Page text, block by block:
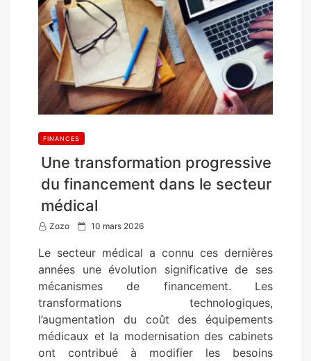
FINANCES
Une transformation progressive
du financement dans le secteur
médical
Zozo
P
s
t
e
d
o
n
10 mars 2026
Le secteur médical a connu ces dernières
années une évolution significative de ses
mécanismes de financement. Les
transformations technologiques,
l’augmentation du coût des équipements
médicaux et la modernisation des cabinets
ont contribué à modifier les besoins